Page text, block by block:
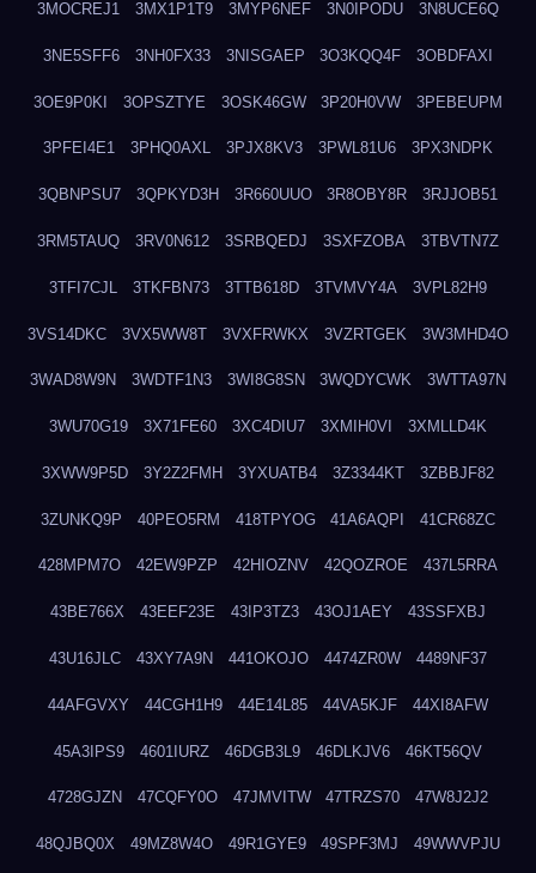
3MOCREJ1 3MX1P1T9 3MYP6NEF 3N0IPODU 3N8UCE6Q
3NE5SFF6 3NH0FX33 3NISGAEP 3O3KQQ4F 3OBDFAXI
3OE9P0KI 3OPSZTYE 3OSK46GW 3P20H0VW 3PEBEUPM
3PFEI4E1 3PHQ0AXL 3PJX8KV3 3PWL81U6 3PX3NDPK
3QBNPSU7 3QPKYD3H 3R660UUO 3R8OBY8R 3RJJOB51
3RM5TAUQ 3RV0N612 3SRBQEDJ 3SXFZOBA 3TBVTN7Z
3TFI7CJL 3TKFBN73 3TTB618D 3TVMVY4A 3VPL82H9
3VS14DKC 3VX5WW8T 3VXFRWKX 3VZRTGEK 3W3MHD4O
3WAD8W9N 3WDTF1N3 3WI8G8SN 3WQDYCWK 3WTTA97N
3WU70G19 3X71FE60 3XC4DIU7 3XMIH0VI 3XMLLD4K
3XWW9P5D 3Y2Z2FMH 3YXUATB4 3Z3344KT 3ZBBJF82
3ZUNKQ9P 40PEO5RM 418TPYOG 41A6AQPI 41CR68ZC
428MPM7O 42EW9PZP 42HIOZNV 42QOZROE 437L5RRA
43BE766X 43EEF23E 43IP3TZ3 43OJ1AEY 43SSFXBJ
43U16JLC 43XY7A9N 441OKOJO 4474ZR0W 4489NF37
44AFGVXY 44CGH1H9 44E14L85 44VA5KJF 44XI8AFW
45A3IPS9 4601IURZ 46DGB3L9 46DLKJV6 46KT56QV
4728GJZN 47CQFY0O 47JMVITW 47TRZS70 47W8J2J2
48QJBQ0X 49MZ8W4O 49R1GYE9 49SPF3MJ 49WWVPJU